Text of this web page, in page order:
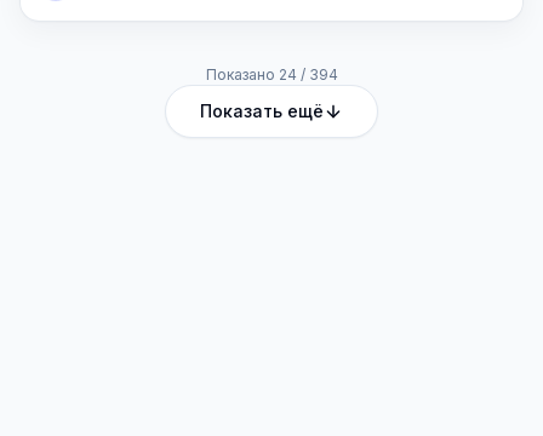
Показано 24 / 394
Показать ещё